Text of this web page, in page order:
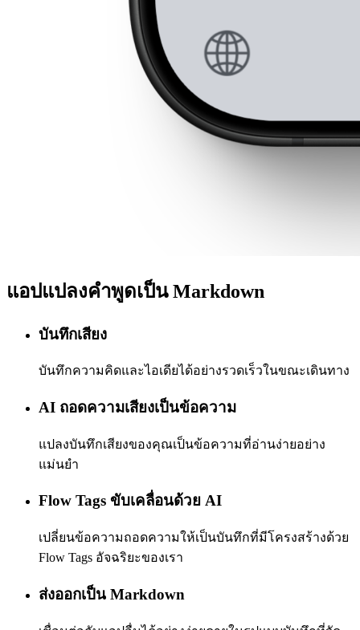
แอปแปลงคำพูดเป็น Markdown
บันทึกเสียง
บันทึกความคิดและไอเดียได้อย่างรวดเร็วในขณะเดินทาง
AI ถอดความเสียงเป็นข้อความ
แปลงบันทึกเสียงของคุณเป็นข้อความที่อ่านง่ายอย่าง
แม่นยำ
Flow Tags ขับเคลื่อนด้วย AI
เปลี่ยนข้อความถอดความให้เป็นบันทึกที่มีโครงสร้างด้วย
Flow Tags อัจฉริยะของเรา
ส่งออกเป็น Markdown